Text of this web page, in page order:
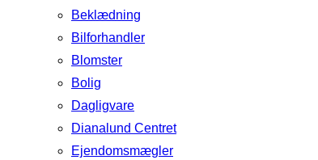
Beklædning
Bilforhandler
Blomster
Bolig
Dagligvare
Dianalund Centret
Ejendomsmægler